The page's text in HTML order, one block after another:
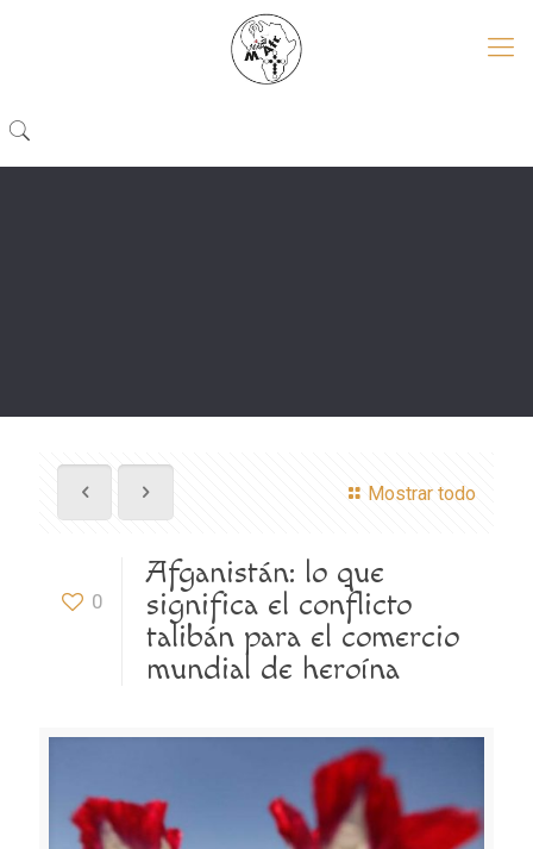
Mostrar todo
0
Afganistán: lo que
significa el conflicto
talibán para el comercio
mundial de heroína